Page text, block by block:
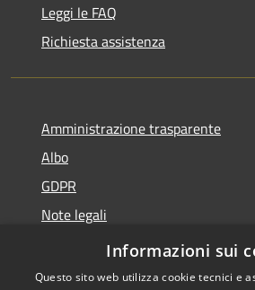
Leggi le FAQ
Richiesta assistenza
Amministrazione trasparente
Albo
GDPR
Note legali
Dichiarazione di accessibilità
Informazioni sui
Questo sito web utilizza cookie tecnici e